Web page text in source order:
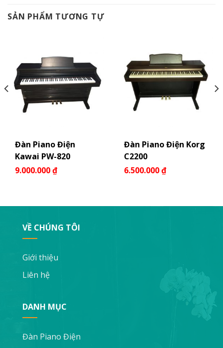
SẢN PHẨM TƯƠNG TỰ
Đàn Piano Điện
Kawai PW-820
9.000.000₫
Đàn Piano Điện Korg
C2200
6.500.000₫
VỀ CHÚNG TÔI
Giới thiệu
Liên hệ
DANH MỤC
Đàn Piano Điện